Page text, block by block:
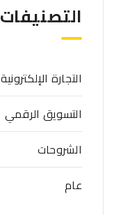
التصنيفات
التجارة الإلكترونية
التسويق الرقمي
الشروحات
عام